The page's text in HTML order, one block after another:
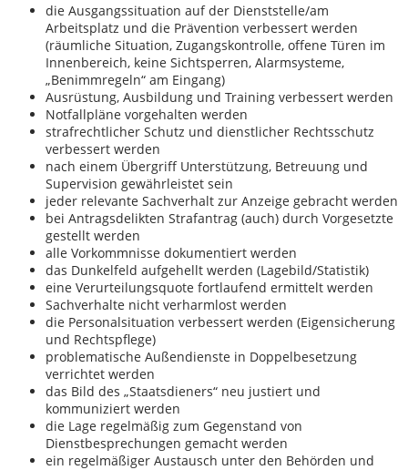
die Ausgangssituation auf der Dienststelle/am
Arbeitsplatz und die Prävention verbessert werden
(räumliche Situation, Zugangskontrolle, offene Türen im
Innenbereich, keine Sichtsperren, Alarmsysteme,
„Benimmregeln“ am Eingang)
Ausrüstung, Ausbildung und Training verbessert werden
Notfallpläne vorgehalten werden
strafrechtlicher Schutz und dienstlicher Rechtsschutz
verbessert werden
nach einem Übergriff Unterstützung, Betreuung und
Supervision gewährleistet sein
jeder relevante Sachverhalt zur Anzeige gebracht werden
bei Antragsdelikten Strafantrag (auch) durch Vorgesetzte
gestellt werden
alle Vorkommnisse dokumentiert werden
das Dunkelfeld aufgehellt werden (Lagebild/Statistik)
eine Verurteilungsquote fortlaufend ermittelt werden
Sachverhalte nicht verharmlost werden
die Personalsituation verbessert werden (Eigensicherung
und Rechtspflege)
problematische Außendienste in Doppelbesetzung
verrichtet werden
das Bild des „Staatsdieners“ neu justiert und
kommuniziert werden
die Lage regelmäßig zum Gegenstand von
Dienstbesprechungen gemacht werden
ein regelmäßiger Austausch unter den Behörden und